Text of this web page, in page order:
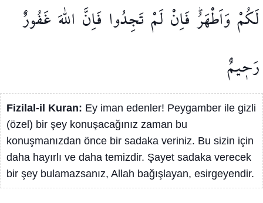
لَكُمْوَاَطْهَرُۜفَاِنْلَمْتَجِدُوا فَاِنَّ اللّٰهَ غَفُورٌ
رَح۪يمٌ
Fizilal-il Kuran: Ey iman edenler! Peygamber ile gizli
(özel) bir şey konuşacağınız zaman bu
konuşmanızdan önce bir sadaka veriniz. Bu sizin için
daha hayırlı ve daha temizdir. Şayet sadaka verecek
bir şey bulamazsanız, Allah bağışlayan, esirgeyendir.